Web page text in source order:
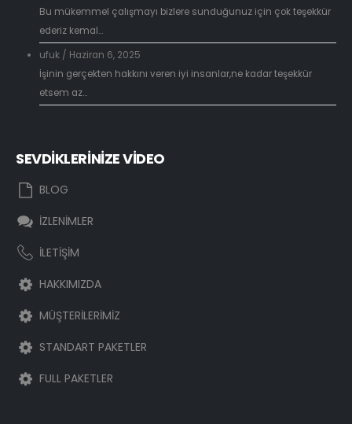
Bu mükemmel çalışmayı bizlere sunduğunuz için çok teşekkür
ederiz kemal...
ufuk/ Haziran 6, 2025
İşinin gerçekten hakkını veren iyi insanlar,ne kadar teşekkür
etsem az...
SEVDİKLERİNİZE VİDEO
BLOG
İZLENİMLER
İLETİŞİM
HAKKIMIZDA
MÜŞTERİLERİMİZ
STANDART PAKETLER
FULL PAKETLER